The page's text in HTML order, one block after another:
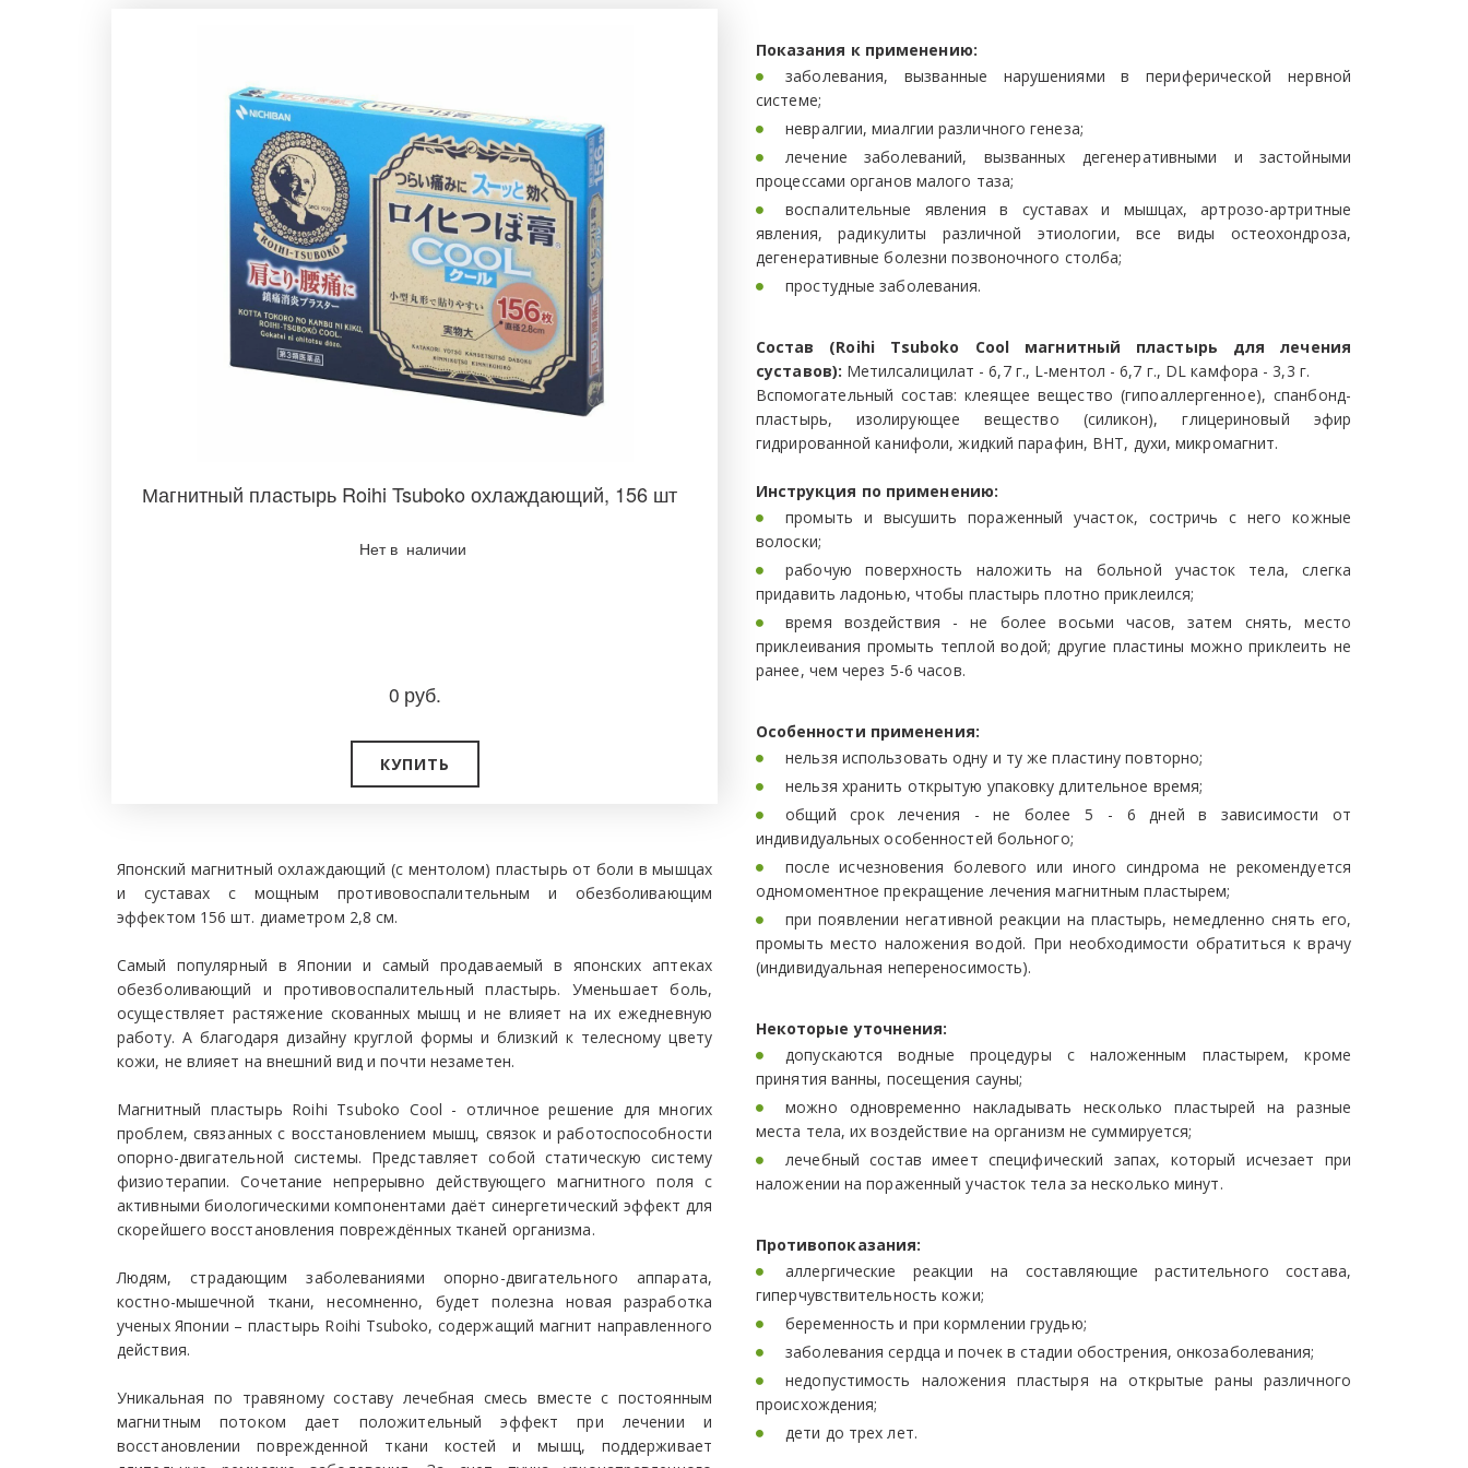
Магнитный пластырь Roihi Tsuboko охлаждающий, 156 шт­
Нет в наличии
0 руб.
КУПИТЬ
Японский магнитный охлаждающий (с ментолом) пластырь от боли в мышцах
и суставах с мощным противовоспалительным и обезболивающим
эффектом 156 шт. диаметром 2,8 см.
Самый популярный в Японии и самый продаваемый в японских аптеках
обезболивающий и противовоспалительный пластырь. Уменьшает боль,
осуществляет растяжение скованных мышц и не влияет на их ежедневную
работу. А благодаря дизайну круглой формы и близкий к телесному цвету
кожи, не влияет на внешний вид и почти незаметен.
Магнитный пластырь Roihi Tsuboko Cool - отличное решение для многих
проблем, связанных с восстановлением мышц, связок и работоспособности
опорно-двигательной системы. Представляет собой статическую систему
физиотерапии. Сочетание непрерывно действующего магнитного поля с
активными биологическими компонентами даёт синергетический эффект для
скорейшего восстановления повреждённых тканей организма.
Людям, страдающим заболеваниями опорно-двигательного аппарата,
костно-мышечной ткани, несомненно, будет полезна новая разработка
ученых Японии – пластырь Roihi Tsuboko, содержащий магнит направленного
действия.
Уникальная по травяному составу лечебная смесь вместе с постоянным
магнитным потоком дает положительный эффект при лечении и
восстановлении поврежденной ткани костей и мышц, поддерживает
Показания к применению:
заболевания, вызванные нарушениями в периферической нервной
системе;
невралгии, миалгии различного генеза;
лечение заболеваний, вызванных дегенеративными и застойными
процессами органов малого таза;
воспалительные явления в суставах и мышцах, артрозо-артритные
явления, радикулиты различной этиологии, все виды остеохондроза,
дегенеративные болезни позвоночного столба;
простудные заболевания.
Состав (Roihi Tsuboko Cool магнитный пластырь для лечения
суставов): Метилсалицилат - 6,7 г., L-ментол - 6,7 г., DL камфора - 3,3 г.
Вспомогательный состав: клеящее вещество (гипоаллергенное), спанбонд-
пластырь, изолирующее вещество (силикон), глицериновый эфир
гидрированной канифоли, жидкий парафин, ВНТ, духи, микромагнит.
Инструкция по применению:
промыть и высушить пораженный участок, состричь с него кожные
волоски;
рабочую поверхность наложить на больной участок тела, слегка
придавить ладонью, чтобы пластырь плотно приклеился;
время воздействия - не более восьми часов, затем снять, место
приклеивания промыть теплой водой; другие пластины можно приклеить не
ранее, чем через 5-6 часов.
Особенности применения:
нельзя использовать одну и ту же пластину повторно;
нельзя хранить открытую упаковку длительное время;
общий срок лечения - не более 5 - 6 дней в зависимости от
индивидуальных особенностей больного;
после исчезновения болевого или иного синдрома не рекомендуется
одномоментное прекращение лечения магнитным пластырем;
при появлении негативной реакции на пластырь, немедленно снять его,
промыть место наложения водой. При необходимости обратиться к врачу
(индивидуальная непереносимость).
​Некоторые уточнения:
допускаются водные процедуры с наложенным пластырем, кроме
принятия ванны, посещения сауны;
можно одновременно накладывать несколько пластырей на разные
места тела, их воздействие на организм не суммируется;
лечебный состав имеет специфический запах, который исчезает при
наложении на пораженный участок тела за несколько минут.
Противопоказания:
аллергические реакции на составляющие растительного состава,
гиперчувствительность кожи;
беременность и при кормлении грудью;
заболевания сердца и почек в стадии обострения, онкозаболевания;
недопустимость наложения пластыря на открытые раны различного
происхождения;
дети до трех лет.